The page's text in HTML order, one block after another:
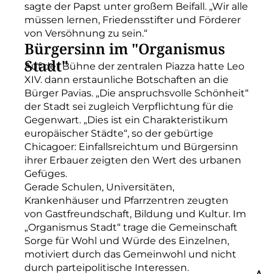
sagte der Papst unter großem Beifall. „Wir alle
müssen lernen, Friedensstifter und Förderer
von Versöhnung zu sein.“
Bürgersinn im "Organismus
Stadt"
Auf der Bühne der zentralen Piazza hatte Leo
XIV. dann erstaunliche Botschaften an die
Bürger Pavias. „Die anspruchsvolle Schönheit“
der Stadt sei zugleich Verpflichtung für die
Gegenwart. „Dies ist ein Charakteristikum
europäischer Städte“, so der gebürtige
Chicagoer: Einfallsreichtum und Bürgersinn
ihrer Erbauer zeigten den Wert des urbanen
Gefüges.
Gerade Schulen, Universitäten,
Krankenhäuser und Pfarrzentren zeugten
von Gastfreundschaft, Bildung und Kultur. Im
„Organismus Stadt“ trage die Gemeinschaft
Sorge für Wohl und Würde des Einzelnen,
motiviert durch das Gemeinwohl und nicht
durch parteipolitische Interessen.